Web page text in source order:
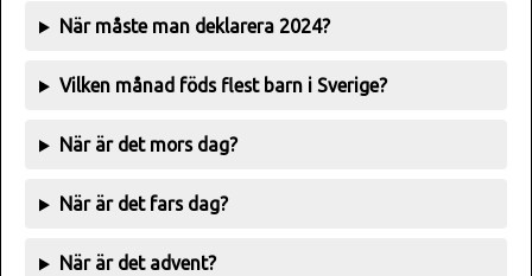
När måste man deklarera 2024?
Vilken månad föds flest barn i Sverige?
När är det mors dag?
När är det fars dag?
När är det advent?